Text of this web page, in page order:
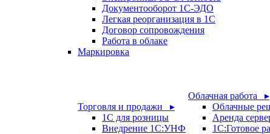
Документооборот 1С-ЭДО
Легкая реорганизация в 1С
Договор сопровождения
Работа в облаке
Маркировка
Торговля и продажи ▸
1С для розницы
Внедрение 1С:УНФ
Облачная работа ▸
Облачные
Аренда
1C:Готовое